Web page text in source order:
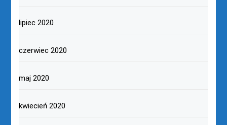
lipiec 2020
czerwiec 2020
maj 2020
kwiecień 2020